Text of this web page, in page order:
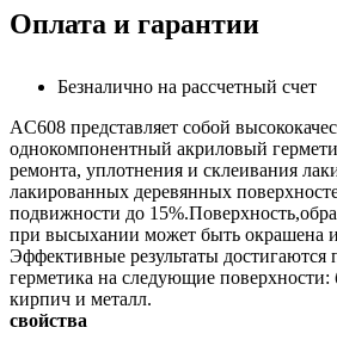
Оплата и гарантии
Безналично на рассчетный счет
AC608 представляет собой
однокомпонентный акриловый
ремонта, уплотнения и склеивания
лакированных деревянных
подвижности до
при высыхании может быть окрашена
Эффективные результаты достигаются
герметика на следующие поверхности:
кирпич и металл.
свойства